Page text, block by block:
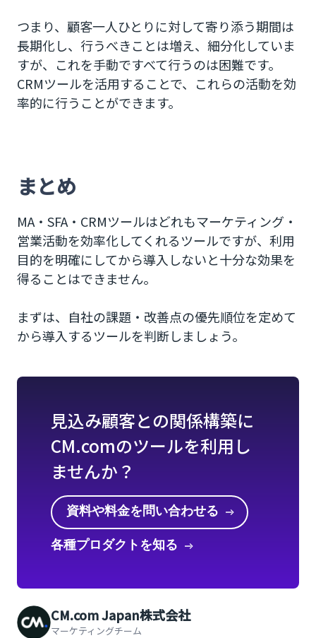
つまり、顧客一人ひとりに対して寄り添う期間は
長期化し、行うべきことは増え、細分化していま
すが、これを手動ですべて行うのは困難です。
CRMツールを活用することで、これらの活動を効
率的に行うことができます。
まとめ
MA・SFA・CRMツールはどれもマーケティング・
営業活動を効率化してくれるツールですが、利用
目的を明確にしてから導入しないと十分な効果を
得ることはできません。
まずは、自社の課題・改善点の優先順位を定めて
から導入するツールを判断しましょう。
見込み顧客との関係構築に
CM.comのツールを利用し
ませんか？
資料や料金を問い合わせる
各種プロダクトを知る
CM.com Japan株式会社
マーケティングチーム